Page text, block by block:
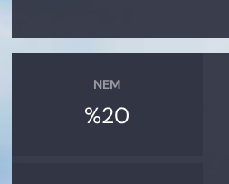
NEM
%20